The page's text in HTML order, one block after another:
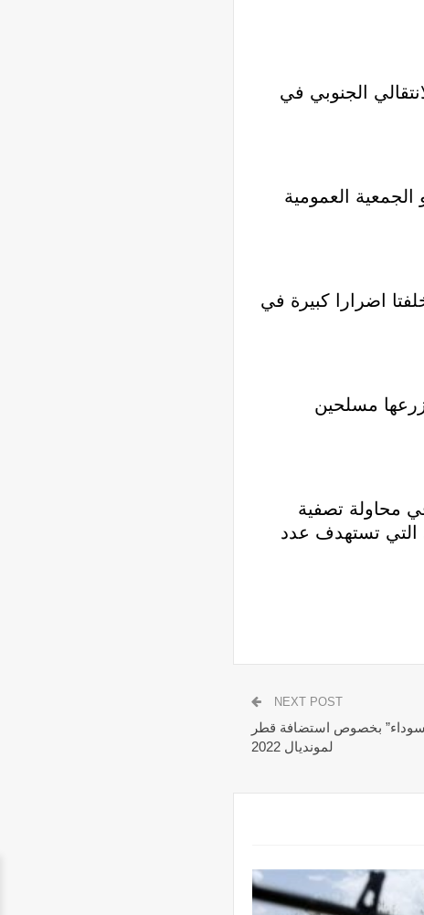
الجنوبي في
العمومية
اضرارا كبيرة في
مسلحين
محاولة تصفية
التي تستهدف عدد
NEXT POST
بخصوص استضافة قطر
لمونديال 2022